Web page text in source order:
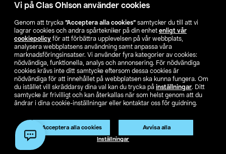
Vi på Clas Ohlson använder cookies
Genom att trycka ”Acceptera alla cookies” samtycker du till att vi
lagrar cookies och andra spårtekniker på din enhet enligt vår
cookiepolicy för att förbättra upplevelsen på vår webbplats,
analysera webbplatsens användning samt anpassa våra
marknadsföringsinsatser. Vi använder fyra kategorier av cookies:
nödvändiga, funktionella, analys och annonsering. För nödvändiga
cookies krävs inte ditt samtycke eftersom dessa cookies är
nödvändiga för att innehållet på webbplatsen ska kunna fungera. Om
du istället vill skräddarsy dina val kan du trycka på inställningar. Ditt
samtycke är frivilligt och kan återkallas när som helst genom att du
ändrar i dina cookie-inställningar eller kontaktar oss för guidning.
Acceptera alla cookies Avvisa alla
Inställningar
Hitta butik
SE NO FI
Ändra till priser exklusive moms